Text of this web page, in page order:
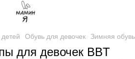
Обувь для девочек Зимняя
для девочек BBT